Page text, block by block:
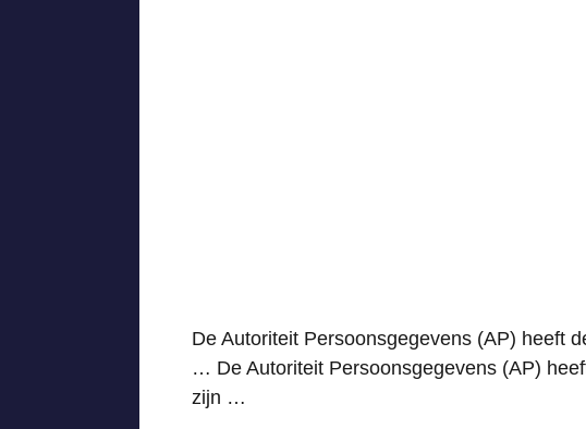
De Autoriteit Persoonsgegevens (AP) heeft
… De Autoriteit Persoonsgegevens (AP)
zijn …